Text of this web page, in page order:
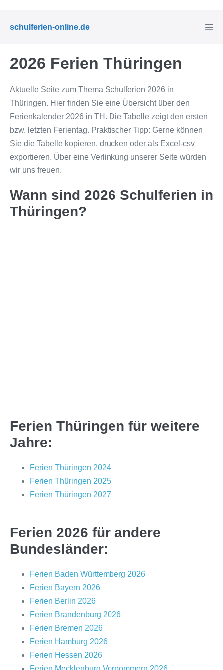
schulferien-online.de
2026 Ferien Thüringen
Aktuelle Seite zum Thema Schulferien 2026 in
Thüringen. Hier finden Sie eine Übersicht über den
Ferienkalender 2026 in TH. Die Tabelle zeigt den ersten
bzw. letzten Ferientag. Praktischer Tipp: Gerne können
Sie die Tabelle kopieren, drucken oder als Excel-csv
exportieren. Über eine Verlinkung unserer Seite würden
wir uns freuen.
Wann sind 2026 Schulferien in
Thüringen?
Ferien Thüringen für weitere
Jahre:
Ferien Thüringen 2024
Ferien Thüringen 2025
Ferien Thüringen 2027
Ferien 2026 für andere
Bundesländer:
Ferien Baden Württemberg 2026
Ferien Bayern 2026
Ferien Berlin 2026
Ferien Brandenburg 2026
Ferien Bremen 2026
Ferien Hamburg 2026
Ferien Hessen 2026